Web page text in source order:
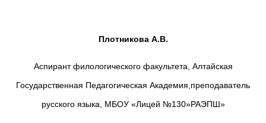
Плотникова А.В.
Аспирант филологического факультета, Алтайская
Государственная Педагогическая Академия,преподаватель
русского языка, МБОУ «Лицей №130»РАЭПШ»